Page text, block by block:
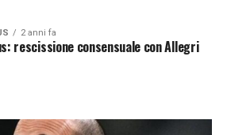
2 anni fa
rescissione consensuale con Allegri